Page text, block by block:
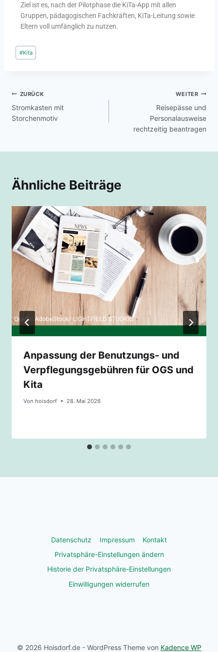
Ziel ist es, nach der Pilotphase die KiTa-App mit allen
Gruppen, pädagogischen Fachkräften, KiTa-Leitung sowie
Eltern voll umfänglich zu nutzen.
#Kita
ZURÜCK
Stromkasten mit
Storchenmotiv
WEITER
Reisepässe und
Personalausweise
rechtzeitig beantragen
Ähnliche Beiträge
Anpassung der Benutzungs- und
Verpflegungsgebühren für OGS und
Kita
Von hoisdorf 28. Mai 2026
Datenschutz Impressum
Kontakt
Privatsphäre-Einstellungen ändern
Historie der Privatsphäre-Einstellungen
Einwilligungen widerrufen
© 2026 Hoisdorf.de - WordPress Theme von Kadence WP